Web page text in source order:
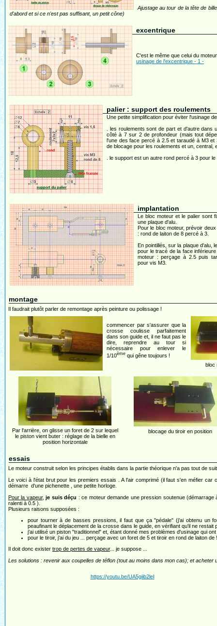
Ajustage au tour de la tête de
d'abord et si ce n'est pas suffisant, un petit cône)
excentrique
C'est le même que celui du
usinage de l'excentrique - 1 -
palier : support des roulements
Une petite simplification pour éviter l'usinage
. les roulements sont de part et d'autre
côté à 7 sur 2 de profondeur (mais tout
l'une des face percé à 2.5 et taraudé à M3
de blocage pour les roulements et un,
. le support est un autre rond percé à 3 pour
implantation
Le bloc moteur et le palier sont
une plaque d'alu.
Pour le bloc moteur, prévoir
: rond de laiton de 8 percé à 3.
En pointillés, sur la plaque d'alu,
pour le tracé de la face
moteur : perçage à 2.5 puis
pour vis M3.
montage
Il faudrait plutôt parler de remontage après peinture ou polissage !
commencer par s'assurer que la
crosse coulisse parfaitement
dans son guide et, il ne faut pas le
dire, reprendre au tour si
nécessaire pour enlever le
1/10ème qui gêne toujours !
bloc
Par l'arrière, on glisse un foret de 2 sur lequel
le piston vient buter : réglage de la bielle en
position horizontale
blocage du tiroir en position
essais
Le moteur construit selon les principes établis dans la partie théorique n'a pas tout de
Le voici à l'état brut pour les premiers essais . A l'air comprimé (il faut s'en méfier
démarre d'une pichenette , une petite horloge.
Pour la vapeur,je suis déçu : ce moteur demande une pression soutenue
ralenti à 0.5 ).
Plusieurs raisons supposées :
pour tourner à de basses pressions, il faut que ça "pédale" (j'ai obtenu un
peaufinant le déplacement de la crosse dans le guide, en vérifiant qu'il ne restait
j'ai utilisé un piston "traditionnel" et, étant donné mes problèmes d'usinage qui
pour le tiroir, j'ai du jeu ... perçage avec un foret de 5 et tiroir en rond de laiton de
Il doit donc exister trop de pertes de vapeur... je suppose ...
Les solutions : revenir aux coupelles de téflon (tout au moins dans mon cas); et
https://youtu.be/UA5giib2leI